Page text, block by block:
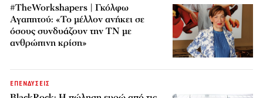
#TheWorkshapers | Γκόλφω
Αγαπητού: «Το μέλλον ανήκει σε
όσους συνδυάζουν την ΤΝ με
ανθρώπινη κρίση»
ΕΠΕΝΔΥΣΕΙΣ